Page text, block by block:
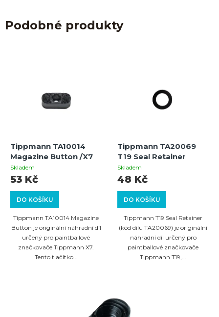
Podobné produkty
Tippmann TA10014
Magazine Button /X7
Skladem
DO KOŠÍKU
53 Kč
Tippmann TA10014 Magazine
Button je originální náhradní díl
určený pro paintballové
značkovače Tippmann X7.
Tento tlačítko...
Tippmann TA20069
T19 Seal Retainer
Skladem
DO KOŠÍKU
48 Kč
Tippmann T19 Seal Retainer
(kód dílu TA20069) je originální
náhradní díl určený pro
paintballové značkovače
Tippmann T19,...